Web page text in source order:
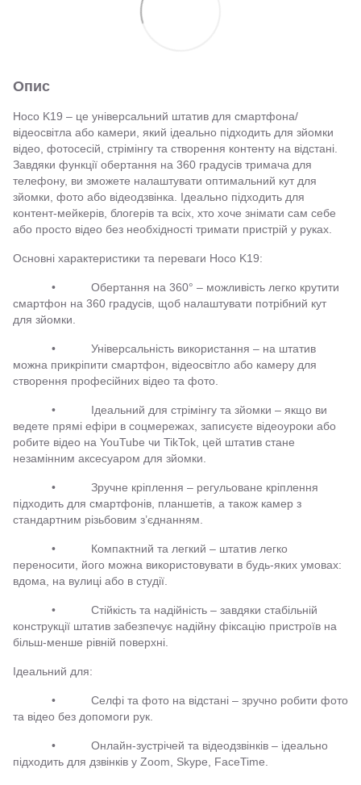
Опис
Hoco K19 – це універсальний штатив для смартфона/
відеосвітла або камери, який ідеально підходить для зйомки
відео, фотосесій, стрімінгу та створення контенту на відстані.
Завдяки функції обертання на 360 градусів тримача для
телефону, ви зможете налаштувати оптимальний кут для
зйомки, фото або відеодзвінка. Ідеально підходить для
контент-мейкерів, блогерів та всіх, хто хоче знімати сам себе
або просто відео без необхідності тримати пристрій у руках.
Основні характеристики та переваги Hoco K19:
• Обертання на 360° – можливість легко крутити
смартфон на 360 градусів, щоб налаштувати потрібний кут
для зйомки.
• Універсальність використання – на штатив
можна прикріпити смартфон, відеосвітло або камеру для
створення професійних відео та фото.
• Ідеальний для стрімінгу та зйомки – якщо ви
ведете прямі ефіри в соцмережах, записуєте відеоуроки або
робите відео на YouTube чи TikTok, цей штатив стане
незамінним аксесуаром для зйомки.
• Зручне кріплення – регульоване кріплення
підходить для смартфонів, планшетів, а також камер з
стандартним різьбовим з’єднанням.
• Компактний та легкий – штатив легко
переносити, його можна використовувати в будь-яких умовах:
вдома, на вулиці або в студії.
• Стійкість та надійність – завдяки стабільній
конструкції штатив забезпечує надійну фіксацію пристроїв на
більш-менше рівній поверхні.
Ідеальний для:
• Селфі та фото на відстані – зручно робити фото
та відео без допомоги рук.
• Онлайн-зустрічей та відеодзвінків – ідеально
підходить для дзвінків у Zoom, Skype, FaceTime.